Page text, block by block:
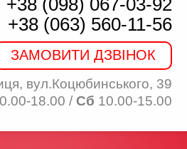
+38 (063) 560-11-56
ЗАМОВИТИ ДЗВІНОК
вул.Коцюбинського, 39
18.00 / Сб 10.00-15.00